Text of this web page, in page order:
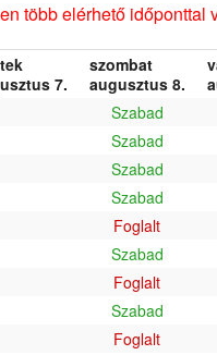
több elérhető időponttal
7.
szombat
augusztus 8.
Szabad
Szabad
Szabad
Szabad
Foglalt
Szabad
Foglalt
Szabad
Foglalt